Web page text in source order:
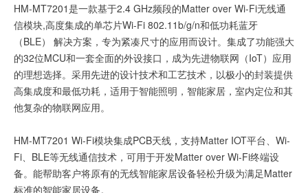
HM-MT7201是一款基于2.4 GHz频段的Matter over Wi-Fi无线通
信模块,高度集成的单芯片Wi-Fi 802.11b/g/n和低功耗蓝牙
（BLE） 解决方案，专为紧凑尺寸的应用而设计。集成了功能强大
的32位MCU和一套全面的外设接口，成为先进物联网（IoT）应用
的理想选择。采用先进的设计技术和工艺技术，以极小的封装提供
高集成度和最低功耗，适用于智能照明，智能家居，室内定位和其
他复杂的物联网应用。
HM-MT7201 Wi-Fi模块集成PCB天线，支持Matter IOT平台、Wi-
Fi、BLE等无线通信技术，可用于开发Matter over Wi-Fi终端设
备。能帮助客户将原有的无线智能家居设备轻松升级为满足Matter
标准的智能家居设备。